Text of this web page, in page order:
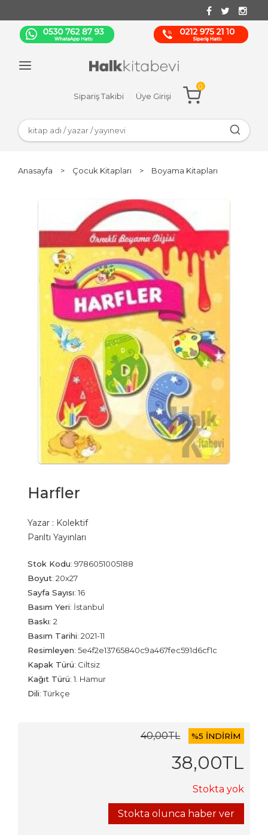
Sipariş Takibi Üye Girişi
0
Anasayfa > Çocuk Kitapları > Boyama Kitapları
Harfler
Yazar : Kolektif
Parıltı Yayınları
Stok Kodu: 9786051005188
Boyut: 20x27
Sayfa Sayısı: 16
Basım Yeri: İstanbul
Baskı: 2
Basım Tarihi: 2021-11
Resimleyen: 5e4f2e13765840c9a467fec591d6cf1c
Kapak Türü: Ciltsiz
Kağıt Türü: 1. Hamur
Dili:Türkçe
40,00TL %5 İNDİRİM
38,00TL
Stokta yok
Stokta olunca haber ver